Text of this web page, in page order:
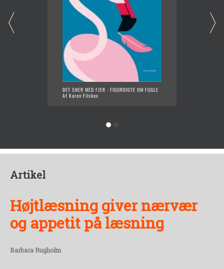
DET SNER MED FJER : FIGURDIGTE OM FUGLE
Af Karen Filskov
Artikel
Højtlæsning giver nærvær
og appetit på læsning
Barbara Rugholm